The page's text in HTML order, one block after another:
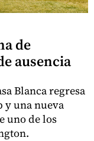
de
ausencia
Blanca regresa
y una nueva
uno de los